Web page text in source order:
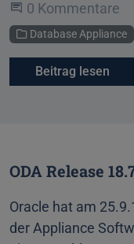
Beginne eine
0 Kommentare
Kategorie
Database Appliance
Beitrag lesen
ODA Release
Oracle hat am
der Appliance